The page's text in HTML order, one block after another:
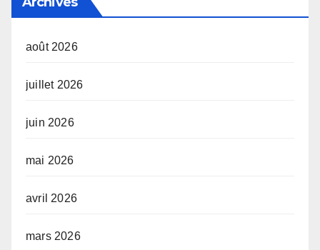
août 2026
juillet 2026
juin 2026
mai 2026
avril 2026
mars 2026